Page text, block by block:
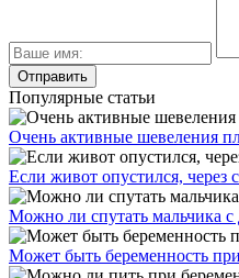
Популярные статьи
Очень активные шевеления
Если живот опустился, через
Можно ли спутать мальчика
Может быть беременность